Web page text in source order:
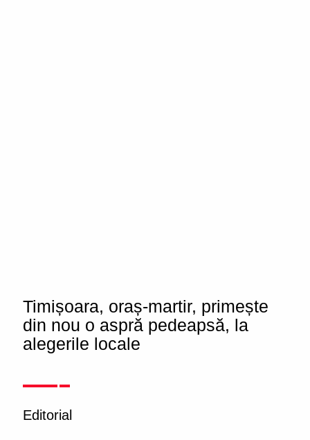
Timișoara, oraș-martir, primește
din nou o aspră pedeapsă, la
alegerile locale
Editorial